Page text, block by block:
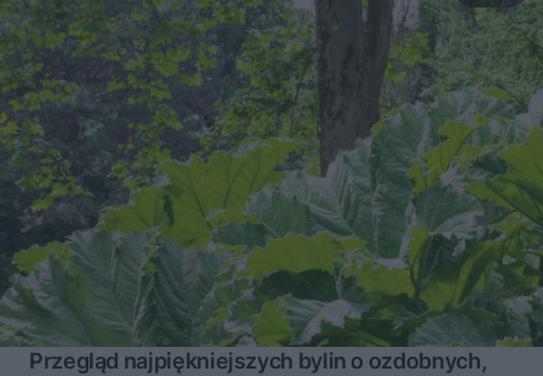
Przegląd najpiękniejszych bylin o ozdobnych,